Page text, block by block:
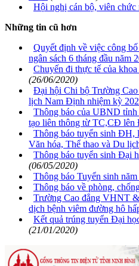
Hội nghị cán bộ, viên chức
Những tin cũ hơn
Quyết định về việc công
ngân sách 6 tháng đầu năm
Chuyến đi thực tế của
(26/06/2020)
Đại hội Chi bộ Trường
lịch Nam Định nhiệm kỳ
Thông báo của UBND
tạo liên thông từ TC,CĐ lên
Thông báo tuyển sinh ĐH,
Văn hóa, Thể thao và Du
Thông báo tuyển sinh Đại
(06/05/2020)
Thông báo Tuyển sinh
Thông báo về phòng,
Trường Cao đẳng VHNT
dịch bệnh viêm đường hô
Kết quả trúng tuyển Đại
(21/01/2020)